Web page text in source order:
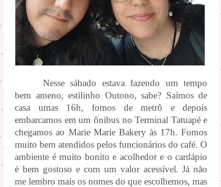
Nesse sábado estava fazendo um tempo
bem ameno, estilinho Outono, sabe? Saímos de
casa umas 16h, fomos de metrô e depois
embarcamos em um ônibus no Terminal Tatuapé e
chegamos ao Marie Marie Bakery às 17h.Fomos
muito bem atendidos pelos funcionários do café. O
ambiente é muito bonito e acolhedor e o cardápio
é bem gostoso e com um valor acessível. Já não
me lembro mais os nomes do que escolhemos, mas